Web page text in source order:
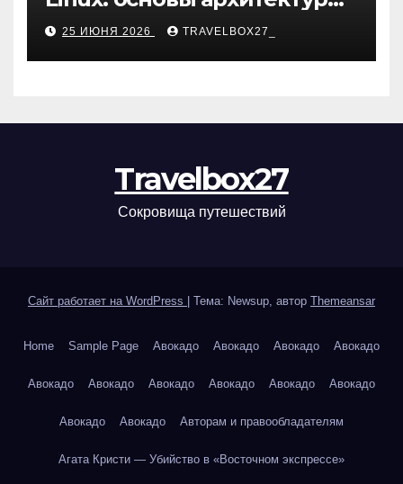
компоненты и области
применения
25 ИЮНЯ 2026 TRAVELBOX27_
Travelbox27
Сокровища путешествий
Сайт работает на WordPress Тема: Newsup, автор Themeansar
Home Sample Page Авокадо Авокадо Авокадо Авокадо
Авокадо Авокадо Авокадо Авокадо Авокадо Авокадо
Авокадо Авокадо Авторам и правообладателям
Агата Кристи — Убийство в «Восточном экспрессе»